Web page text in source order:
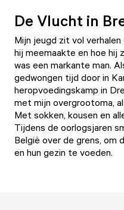
De Vlucht in
Mijn jeugd zit vol
hij meemaakte en hoe hij
was een markante man.
gedwongen tijd door in
heropvoedingskamp in
met mijn overgrootoma,
Met sokken, kousen en
Tijdens de oorlogsjaren
België over de grens, om
en hun gezin te voeden.